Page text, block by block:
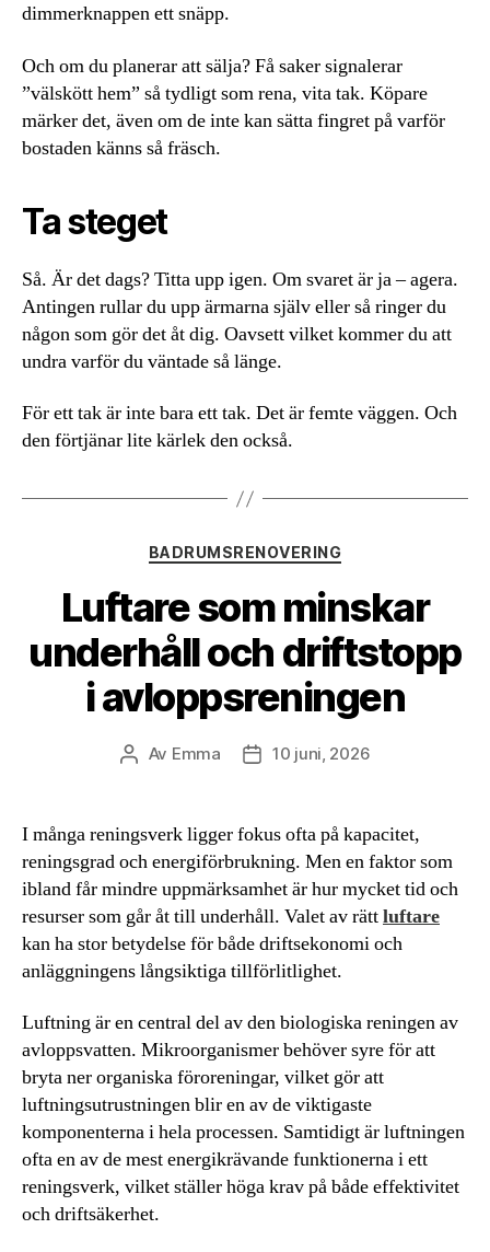
dimmerknappen ett snäpp.
Och om du planerar att sälja? Få saker signalerar
”välskött hem” så tydligt som rena, vita tak. Köpare
märker det, även om de inte kan sätta fingret på varför
bostaden känns så fräsch.
Ta steget
Så. Är det dags? Titta upp igen. Om svaret är ja – agera.
Antingen rullar du upp ärmarna själv eller så ringer du
någon som gör det åt dig. Oavsett vilket kommer du att
undra varför du väntade så länge.
För ett tak är inte bara ett tak. Det är femte väggen. Och
den förtjänar lite kärlek den också.
Kategorier
BADRUMSRENOVERING
Luftare som minskar
underhåll och driftstopp
i avloppsreningen
Inläggsförfattare
Av Emma Inläggsdatum
10 juni, 2026
I många reningsverk ligger fokus ofta på kapacitet,
reningsgrad och energiförbrukning. Men en faktor som
ibland får mindre uppmärksamhet är hur mycket tid och
resurser som går åt till underhåll. Valet av rättluftare
kan ha stor betydelse för både driftsekonomi och
anläggningens långsiktiga tillförlitlighet.
Luftning är en central del av den biologiska reningen av
avloppsvatten. Mikroorganismer behöver syre för att
bryta ner organiska föroreningar, vilket gör att
luftningsutrustningen blir en av de viktigaste
komponenterna i hela processen. Samtidigt är luftningen
ofta en av de mest energikrävande funktionerna i ett
reningsverk, vilket ställer höga krav på både effektivitet
och driftsäkerhet.